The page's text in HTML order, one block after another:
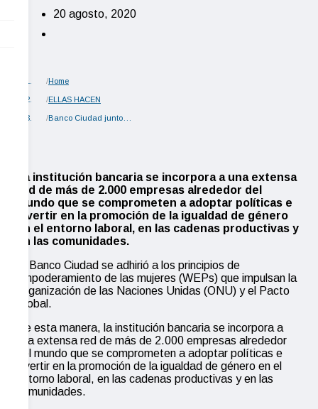
20 agosto, 2020
Home
ELLAS HACEN
Banco Ciudad junto…
La institución bancaria se incorpora a una extensa
red de más de 2.000 empresas alrededor del
mundo que se comprometen a adoptar políticas e
invertir en la promoción de la igualdad de género
en el entorno laboral, en las cadenas productivas y
en las comunidades.
El Banco Ciudad se adhirió a los principios de
empoderamiento de las mujeres (WEPs) que impulsan la
Organización de las Naciones Unidas (ONU) y el Pacto
Global.
De esta manera, la institución bancaria se incorpora a
una extensa red de más de 2.000 empresas alrededor
del mundo que se comprometen a adoptar políticas e
invertir en la promoción de la igualdad de género en el
entorno laboral, en las cadenas productivas y en las
comunidades.